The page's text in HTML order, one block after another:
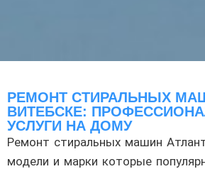
РЕМОНТ СТИРАЛЬНЫХ
ВИТЕБСКЕ:
УСЛУГИ НА ДОМУ
Ремонт стиральных машин
модели и марки которые